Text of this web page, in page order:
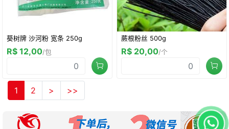
葵树牌 沙河粉 宽条 250g
R$ 12,00/包
蕨根粉丝 500g
R$ 20,00/个
1 2 > >>